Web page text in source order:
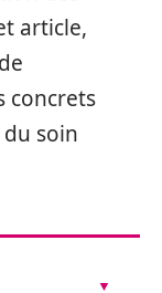
article,
concrets
soin